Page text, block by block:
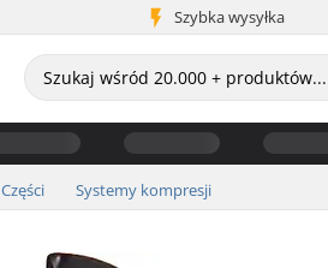
Szybka wysyłka
Części Systemy kompresji